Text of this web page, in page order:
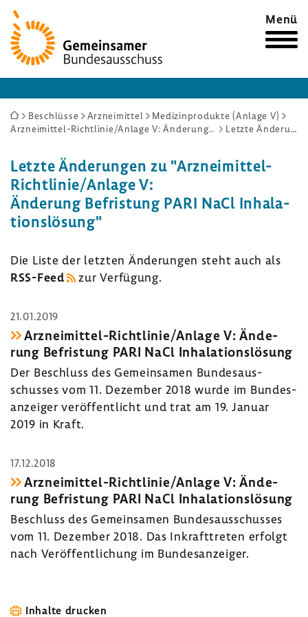
Zur
Startseite
Menü
Sie
sind
Beschlüsse Arzneimittel
Medizinprodukte (Anlage V)
Arzneimittel-Richtlinie/Anlage V: Änderung Befristung PARI NaCl Inhalationslösung
Letzte Änderungen
Letzte Ände­rungen zu "Arzneimittel-​
Richtlinie/Anlage V:
Ände­rung Befris­tung PARI NaCl Inha­la­
ti­ons­lö­sung"
Die Liste der letzten Ände­rungen steht auch als
RSS-​Feed
zur Verfü­gung.
21.01.2019
Arzneimittel-​Richtlinie/Anlage V: Ände­
rung Befris­tung PARI NaCl Inha­la­ti­ons­lö­sung
Der Beschluss des Gemein­samen Bundes­aus­
schusses vom 11. Dezember 2018 wurde im Bundes­
an­zeiger veröf­fent­licht und trat am 19. Januar
2019 in Kraft.
17.12.2018
Arzneimittel-​Richtlinie/Anlage V: Ände­
rung Befris­tung PARI NaCl Inha­la­ti­ons­lö­sung
Beschluss des Gemein­samen Bundes­aus­schusses
vom 11. Dezember 2018. Das Inkraft­treten erfolgt
nach Veröf­fent­li­chung im Bundes­an­zeiger.
Inhalte drucken